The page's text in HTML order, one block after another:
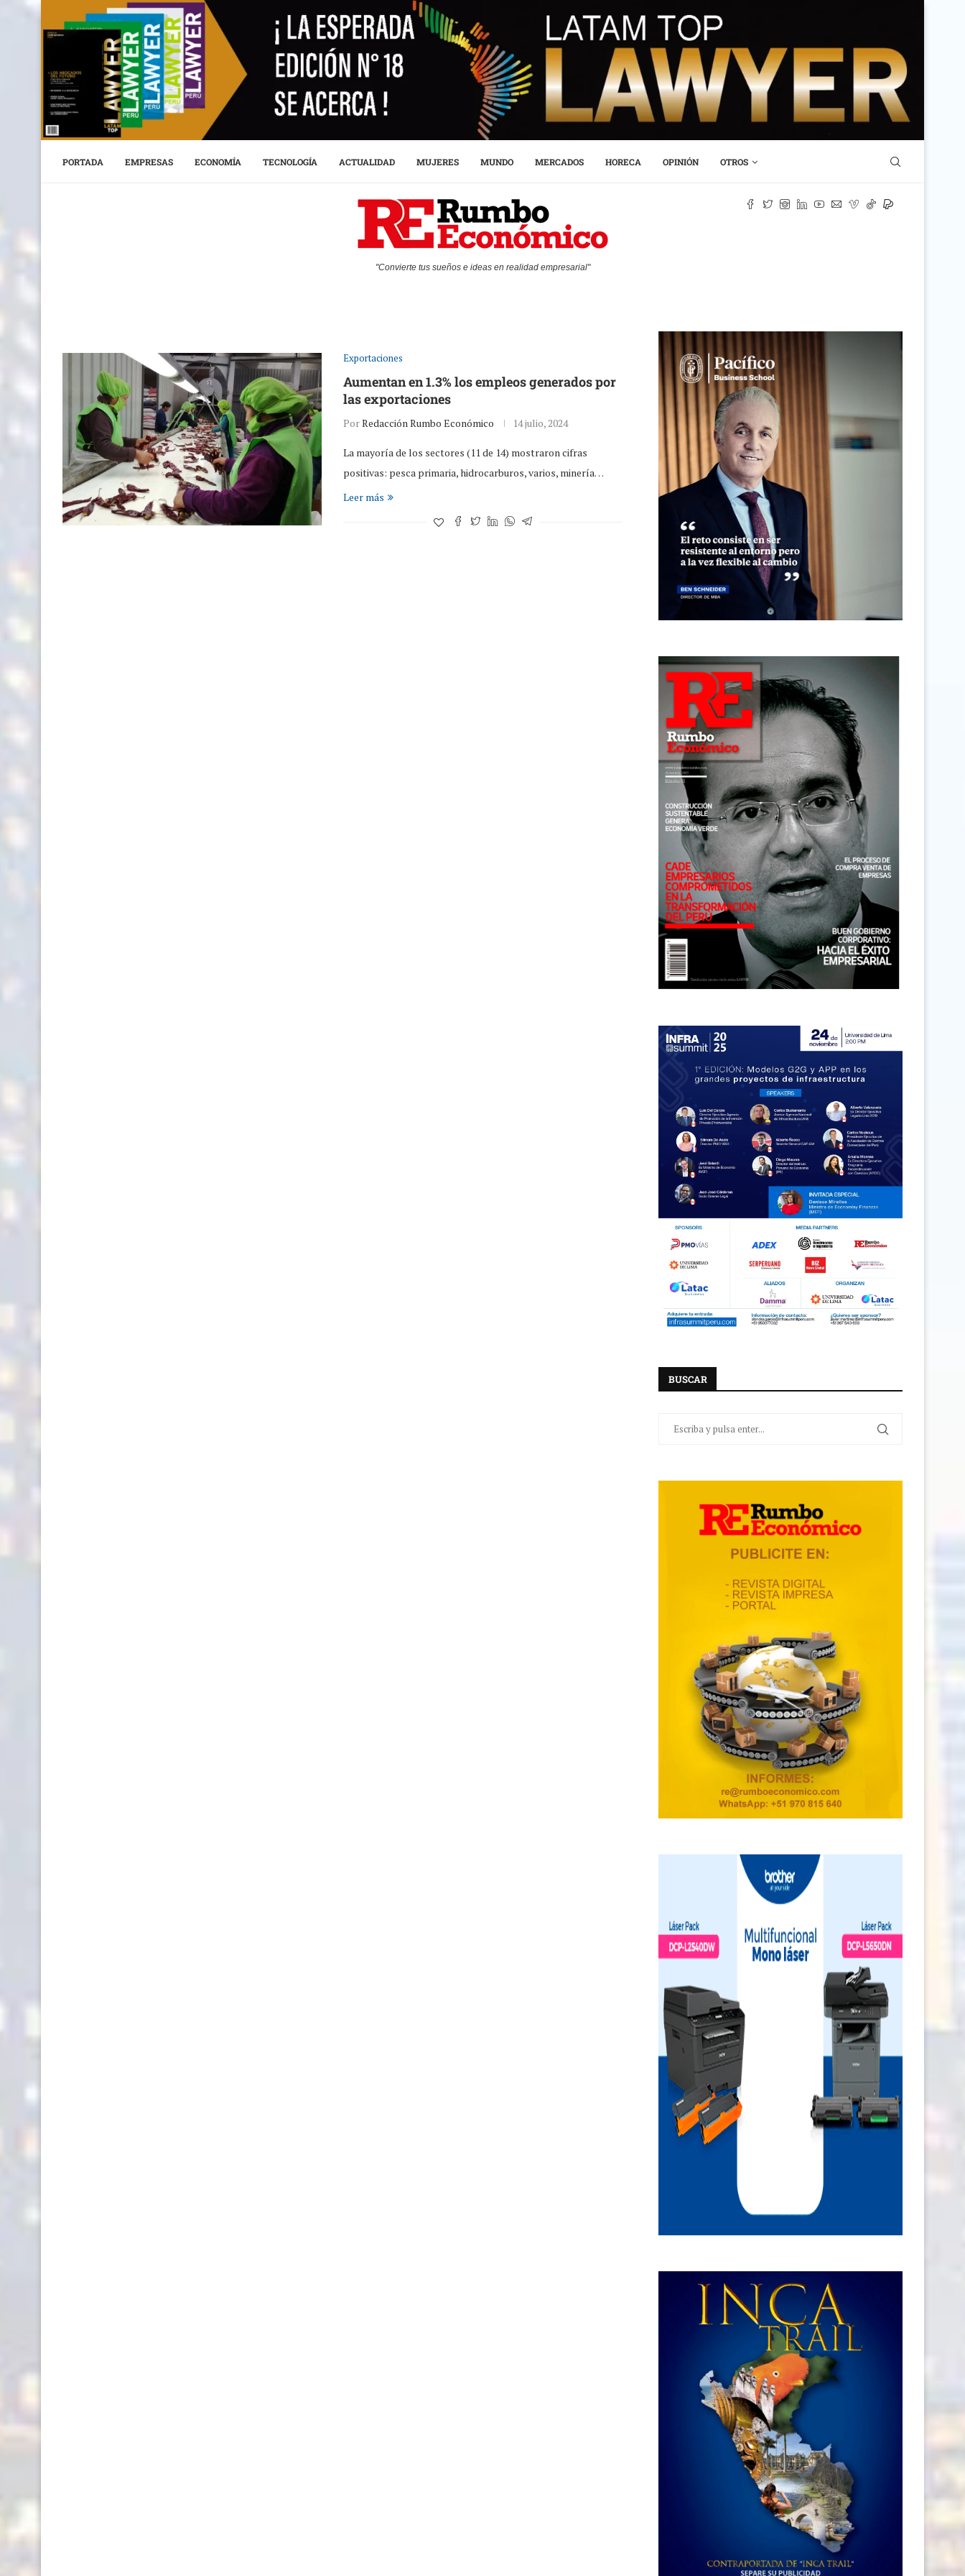
PORTADA EMPRESAS ECONOMÍA TECNOLOGÍA ACTUALIDAD MUJERES MUNDO MERCADOS HORECA OPINIÓN OTROS
"Convierte tus sueños e ideas en realidad empresarial"
Exportaciones
Aumentan en 1.3% los empleos generados por
las exportaciones
PorRedacción Rumbo Económico 14 julio, 2024
La mayoría de los sectores (11 de 14) mostraron cifras
positivas: pesca primaria, hidrocarburos, varios, minería…
Leer más
BUSCAR